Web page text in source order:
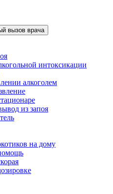
вызов врача
интоксикации
алкоголем
из запоя
на дому